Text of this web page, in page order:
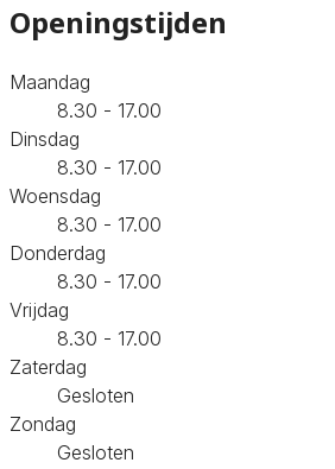
Openingstijden
Maandag
8.30 - 17.00
Dinsdag
8.30 - 17.00
Woensdag
8.30 - 17.00
Donderdag
8.30 - 17.00
Vrijdag
8.30 - 17.00
Zaterdag
Gesloten
Zondag
Gesloten